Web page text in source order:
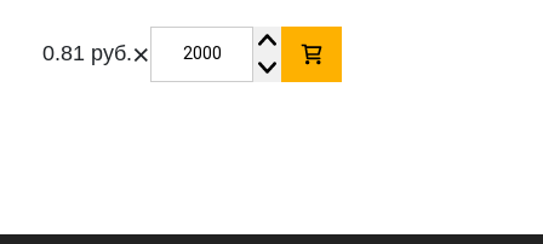
0.81 руб.×